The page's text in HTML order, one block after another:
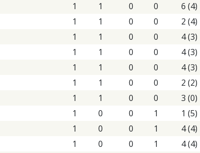
1 1 0 0 6 (4)
1 1 0 0 2 (4)
1 1 0 0 4 (3)
1 1 0 0 4 (3)
1 1 0 0 4 (3)
1 1 0 0 2 (2)
1 1 0 0 3 (0)
1 0 0 1 1 (5)
1 0 0 1 4 (4)
1 0 0 1 4 (4)